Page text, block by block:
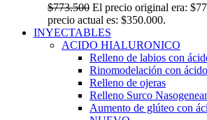
$773.500 El precio original era:
precio actual es: $350.000.
INYECTABLES
ACIDO HIALURONICO
Relleno de labios con
Rinomodelación con
Relleno de ojeras
Relleno Surco
Aumento de glúteo con